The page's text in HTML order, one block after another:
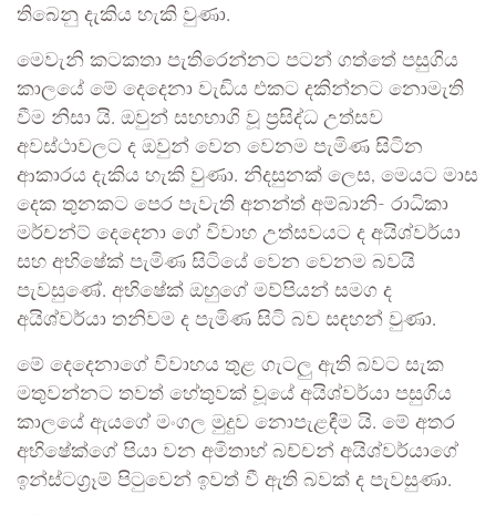
තිබෙනු දැකිය හැකි වුණා.
මෙවැනි කටකතා පැතිරෙන්නට පටන් ගත්තේ පසුගිය
කාලයේ මේ දෙදෙනා වැඩිය එකට දකින්නට නොමැති
වීම නිසා යි. ඔවුන් සහභාගි වූ ප්‍රසිද්ධ උත්සව
අවස්ථාවලට ද ඔවුන් වෙන වෙනම පැමිණ සිටින
ආකාරය දැකිය හැකි වුණා. නිදසුනක් ලෙස, මෙයට මාස
දෙක තුනකට පෙර පැවැති අනන්ත් අම්බානි- රාධිකා
මර්චන්ට් දෙදෙනා ගේ විවාහ උත්සවයට ද අයිශ්වර්යා
සහ අභිෂේක් පැමිණ සිටියේ වෙන වෙනම බවයි
පැවසුණේ. අභිෂේක් ඔහුගේ මව්පියන් සමග ද
අයිශ්වර්යා තනිවම ද පැමිණ සිටි බව සඳහන් වුණා.
මේ දෙදෙනාගේ විවාහය තුළ ගැටලු ඇති බවට සැක
මතුවන්නට තවත් හේතුවක් වූයේ අයිශ්වර්යා පසුගිය
කාලයේ ඇයගේ මංගල මුදුව නොපැළඳීම යි. මේ අතර
අභිෂේක්ගේ පියා වන අමිතාභ් බච්චන් අයිශ්වර්යාගේ
ඉන්ස්ටග්‍රෑම් පිටුවෙන් ඉවත් වී ඇති බවක් ද පැවසුණා.